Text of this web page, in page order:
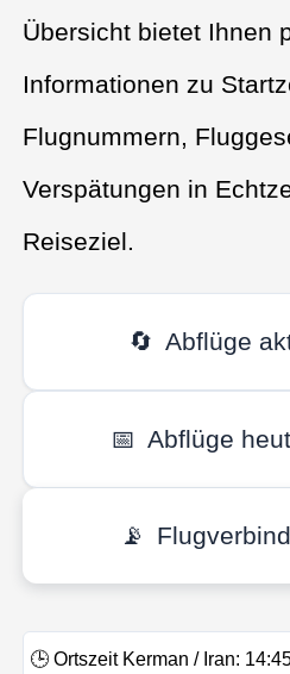
Übersicht bietet Ihnen
Informationen zu
Flugnummern,
Verspätungen in
Reiseziel.
🔄 Abflüge
📅 Abflüge
📡
🕒 Ortszeit Kerman / Iran: